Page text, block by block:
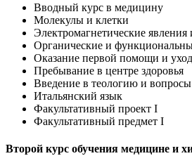
Вводный курс в медицину
Молекулы и клетки
Электромагнетические
Органические и
Оказание первой помощи и
Пребывание в центре здоровья
Введение в теологию и
Итальянский язык
Факультативный проект I
Факультативный предмет I
Второй курс обучения медицине и